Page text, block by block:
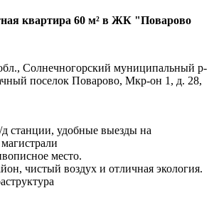
квартира 60 м² в ЖК "Поварово
Солнечногорский муниципальный р-
поселок Поварово, Мкр-он 1, д. 28,
станции, удобные выезды на
место.
чистый воздух и отличная экология.